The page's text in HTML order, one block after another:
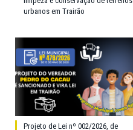
urbanos em Trairão
Projeto de Lei nº 002/2026, de